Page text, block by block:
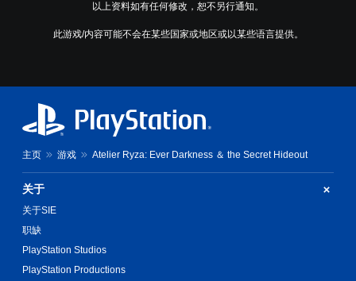
以上资料如有任何修改，恕不另行通知。
此游戏/内容可能不会在某些国家或地区或以某些语言提供。
主页 游戏 Atelier Ryza: Ever Darkness ＆ the Secret Hideout
关于
关于SIE
职缺
PlayStation Studios
PlayStation Productions